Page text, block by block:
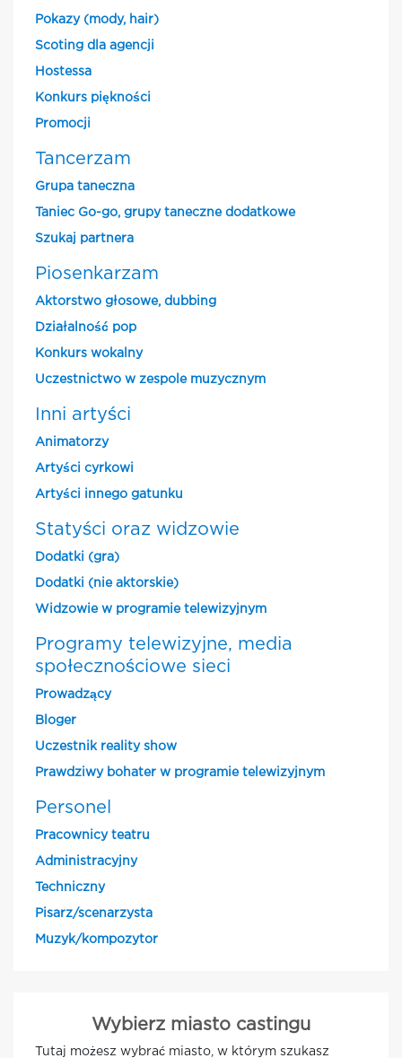
Pokazy (mody, hair)
Scoting dla agencji
Hostessa
Konkurs piękności
Promocji
Tancerzam
Grupa taneczna
Taniec Go-go, grupy taneczne dodatkowe
Szukaj partnera
Piosenkarzam
Aktorstwo głosowe, dubbing
Działalność pop
Konkurs wokalny
Uczestnictwo w zespole muzycznym
Inni artyści
Animatorzy
Artyści cyrkowi
Artyści innego gatunku
Statyści oraz widzowie
Dodatki (gra)
Dodatki (nie aktorskie)
Widzowie w programie telewizyjnym
Programy telewizyjne, media
społecznościowe sieci
Prowadzący
Bloger
Uczestnik reality show
Prawdziwy bohater w programie telewizyjnym
Personel
Pracownicy teatru
Administracyjny
Techniczny
Pisarz/scenarzysta
Muzyk/kompozytor
Wybierz miasto castingu
Tutaj możesz wybrać miasto, w którym szukasz